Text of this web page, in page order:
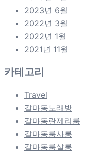
2023년 6월
2022년 3월
2022년 1월
2021년 11월
카테고리
Travel
갈마동노래방
갈마동란제리룸
갈마동룸사롱
갈마동룸살롱